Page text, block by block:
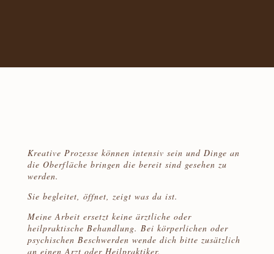
Kreative Prozesse können intensiv sein und Dinge an
die Oberfläche bringen die bereit sind gesehen zu
werden.
Sie begleitet, öffnet, zeigt was da ist.
Meine Arbeit ersetzt keine ärztliche oder
heilpraktische Behandlung. Bei körperlichen oder
psychischen Beschwerden wende dich bitte zusätzlich
an einen Arzt oder Heilpraktiker.